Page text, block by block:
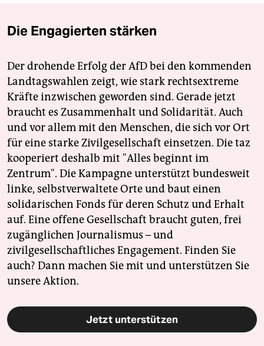
Die Engagierten stärken
Der drohende Erfolg der AfD bei den kommenden
Landtagswahlen zeigt, wie stark rechtsextreme
Kräfte inzwischen geworden sind. Gerade jetzt
braucht es Zusammenhalt und Solidarität. Auch
und vor allem mit den Menschen, die sich vor Ort
für eine starke Zivilgesellschaft einsetzen. Die taz
kooperiert deshalb mit "Alles beginnt im
Zentrum". Die Kampagne unterstützt bundesweit
linke, selbstverwaltete Orte und baut einen
solidarischen Fonds für deren Schutz und Erhalt
auf. Eine offene Gesellschaft braucht guten, frei
zugänglichen Journalismus – und
zivilgesellschaftliches Engagement. Finden Sie
auch? Dann machen Sie mit und unterstützen Sie
unsere Aktion.
Jetzt unterstützen